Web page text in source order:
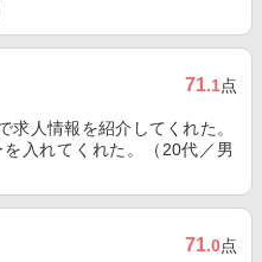
71.1点
求人情報を紹介してくれた。
入れてくれた。（20代／男
71.0点